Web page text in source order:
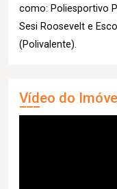
como: Poliesportivo
Sesi Roosevelt e
(Polivalente).
Vídeo do